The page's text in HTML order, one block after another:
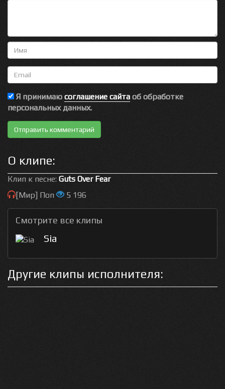
Имя
Email
Я принимаю соглашение сайта об обработке
персональных данных.
О клипе:
Клип к песне: Guts Over Fear
[Мир] Поп
5 196
Смотрите все клипы
Sia
Другие клипы исполнителя: